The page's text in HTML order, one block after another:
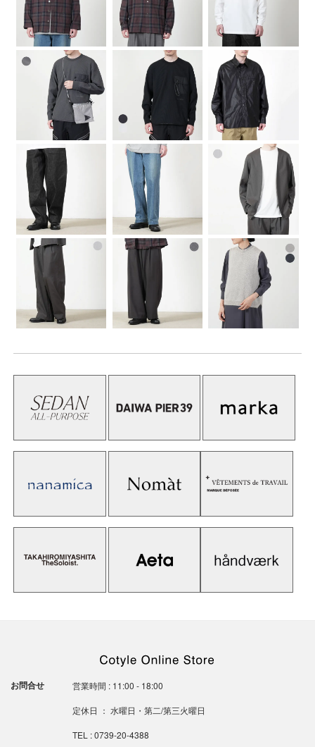
お問合せ 営業時間 : 11:00 - 18:00
定休日 ： 水曜日・第二/第三火曜日
TEL : 0739-20-4388